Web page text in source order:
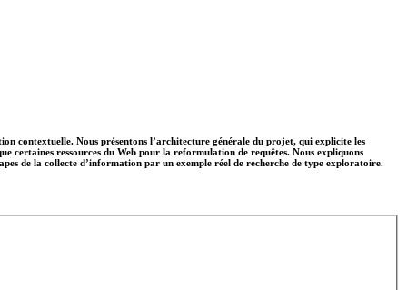
contextuelle. Nous présentons l’architecture générale du projet, qui explicite les
certaines ressources du Web pour la reformulation de requêtes. Nous expliquons
de la collecte d’information par un exemple réel de recherche de type exploratoire.